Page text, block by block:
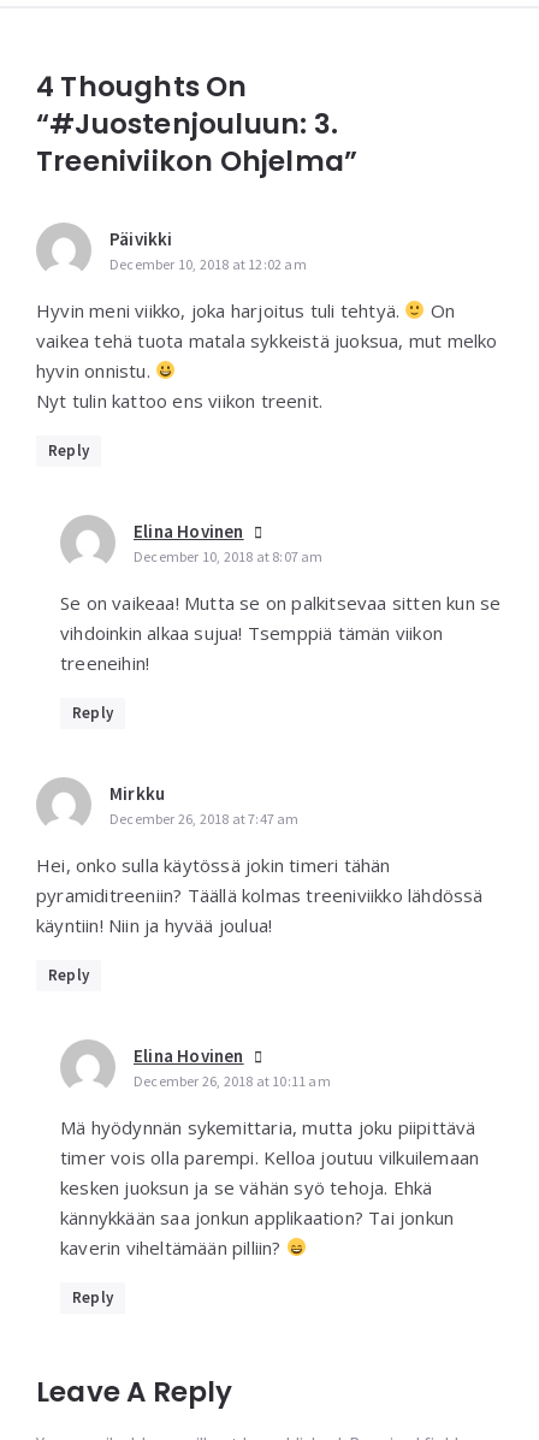
4 Thoughts On
“#juostenjouluun: 3.
Treeniviikon Ohjelma”
Päivikki
December 10, 2018 at 12:02 am
Hyvin meni viikko, joka harjoitus tuli tehtyä.
On
vaikea tehä tuota matala sykkeistä juoksua, mut melko
hyvin onnistu.
Nyt tulin kattoo ens viikon treenit.
Reply
Elina Hovinen
December 10, 2018 at 8:07 am
Se on vaikeaa! Mutta se on palkitsevaa sitten kun se
vihdoinkin alkaa sujua! Tsemppiä tämän viikon
treeneihin!
Reply
Mirkku
December 26, 2018 at 7:47 am
Hei, onko sulla käytössä jokin timeri tähän
pyramiditreeniin? Täällä kolmas treeniviikko lähdössä
käyntiin! Niin ja hyvää joulua!
Reply
Elina Hovinen
December 26, 2018 at 10:11 am
Mä hyödynnän sykemittaria, mutta joku piipittävä
timer vois olla parempi. Kelloa joutuu vilkuilemaan
kesken juoksun ja se vähän syö tehoja. Ehkä
kännykkään saa jonkun applikaation? Tai jonkun
kaverin viheltämään pilliin?
Reply
Leave A Reply